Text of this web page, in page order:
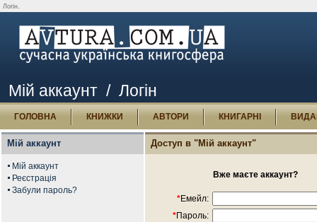
Логін.
Мій аккаунт / Логін
ГОЛОВНА КНИЖКИ АВТОРИ КНИГАРНІ
Мій аккаунт
Мій аккаунт
Реєстрація
Забули пароль?
Доступ в "Мій аккаунт"
Вже маєте аккаунт?
*Емейл:
*Пароль: